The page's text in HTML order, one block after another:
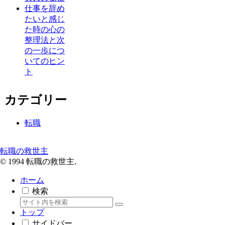
仕事を辞め
たいと感じ
た時の心の
整理法と次
の一歩につ
いてのヒン
ト
カテゴリー
転職
転職の救世主
© 1994 転職の救世主.
ホーム
検索
トップ